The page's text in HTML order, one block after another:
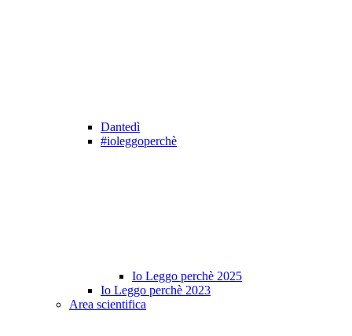
Dantedì
#ioleggoperchè
Io Leggo perchè 2025
Io Leggo perchè 2023
Area scientifica